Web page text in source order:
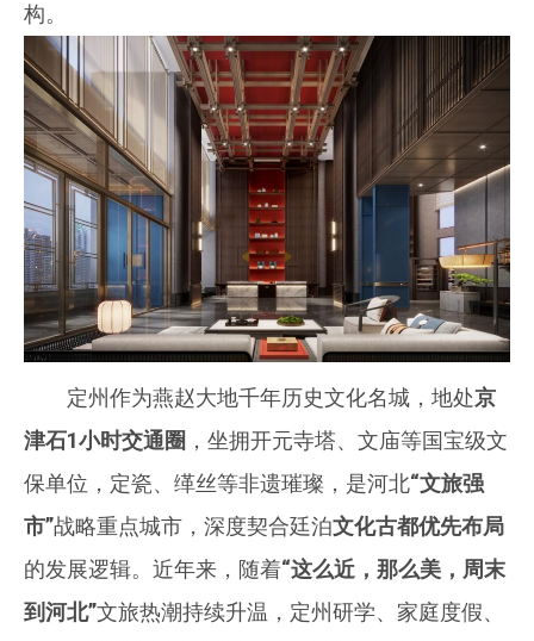
构。
定州作为燕赵大地千年历史文化名城，地处京
津石1小时交通圈 ，坐拥开元寺塔、文庙等国宝级文
保单位，定瓷、缂丝等非遗璀璨，是河北“文旅强
市”战略重点城市，深度契合廷泊文化古都优先布局
的发展逻辑。近年来，随着“这么近，那么美，周末
到河北”文旅热潮持续升温，定州研学、家庭度假、